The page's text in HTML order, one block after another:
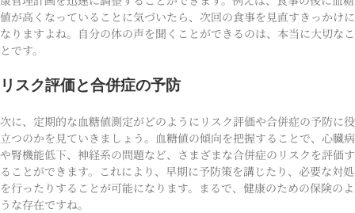
値が高くなっていることに気づいたら、次回の食事を見直すきっかけに
なりますよね。自分の体の声を聞くことができるのは、本当に大切なこ
とです。
リスク評価と合併症の予防
次に、定期的な血糖値測定がどのようにリスク評価や合併症の予防に役
立つのかを見ていきましょう。血糖値の傾向を把握することで、心臓病
や腎機能低下、神経系の問題など、さまざまな合併症のリスクを評価す
ることができます。これにより、早期に予防策を講じたり、必要な対処
を行ったりすることが可能になります。まるで、健康のための保険のよ
うな存在ですね。